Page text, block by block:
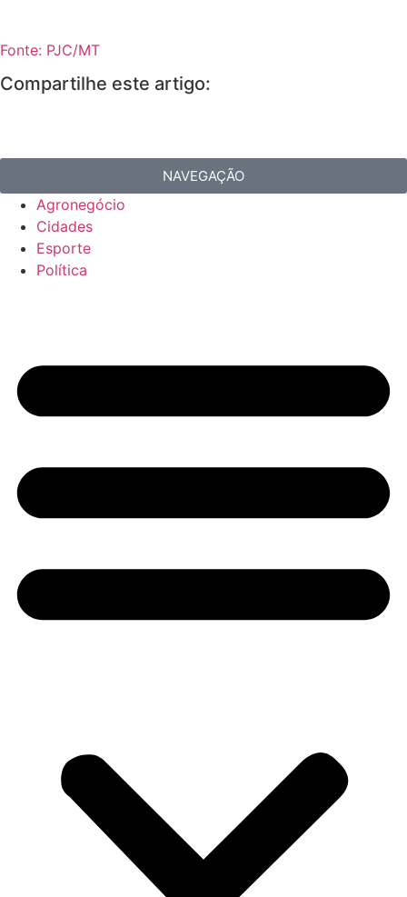
Fonte: PJC/MT
Compartilhe este artigo:
NAVEGAÇÃO
Agronegócio
Cidades
Esporte
Política